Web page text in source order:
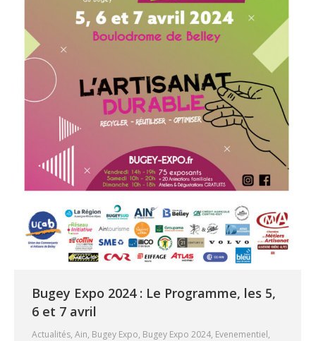
Bugey Expo 2024 : Le Programme, les 5,
6 et 7 avril
Actualités, Ain, Bugey Expo, Bugey Expo 2024, Evenementiel,